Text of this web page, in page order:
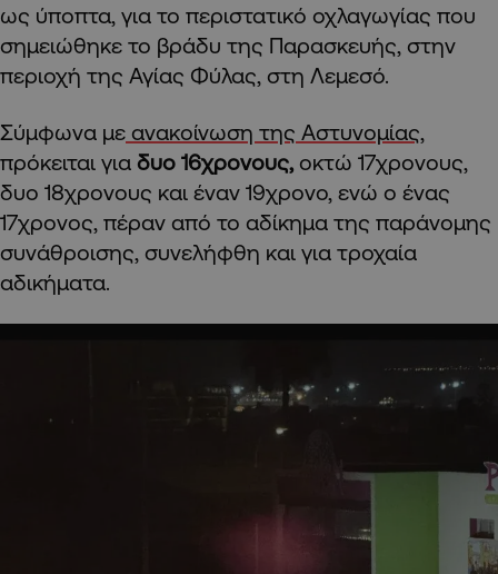
ως ύποπτα, για το περιστατικό οχλαγωγίας που
σημειώθηκε το βράδυ της Παρασκευής, στην
περιοχή της Αγίας Φύλας, στη Λεμεσό.
Σύμφωνα με ανακοίνωση της Αστυνομίας,
πρόκειται για δυο 16χρονους, οκτώ 17χρονους,
δυο 18χρονους και έναν 19χρονο, ενώ ο ένας
17χρονος, πέραν από το αδίκημα της παράνομης
συνάθροισης, συνελήφθη και για τροχαία
αδικήματα.